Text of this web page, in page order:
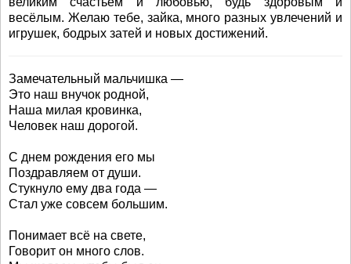
весёлым. Желаю тебе, зайка, много разных увлечений и
игрушек, бодрых затей и новых достижений.
Замечательный мальчишка —
Это наш внучок родной,
Наша милая кровинка,
Человек наш дорогой.
С днем рождения его мы
Поздравляем от души.
Стукнуло ему два года —
Стал уже совсем большим.
Понимает всё на свете,
Говорит он много слов.